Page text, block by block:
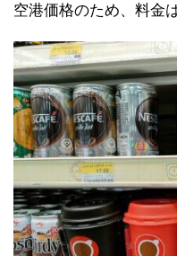
空港価格のため、料金